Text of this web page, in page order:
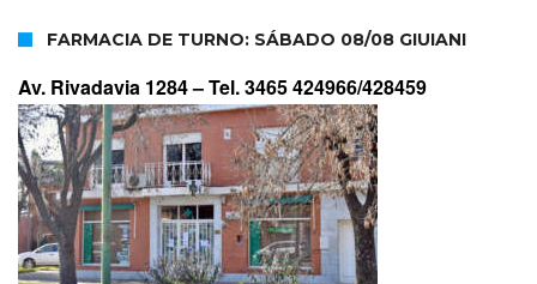
FARMACIA DE TURNO: SÁBADO 08/08 GIUIANI
Av. Rivadavia 1284 –Tel. 3465 424966/428459